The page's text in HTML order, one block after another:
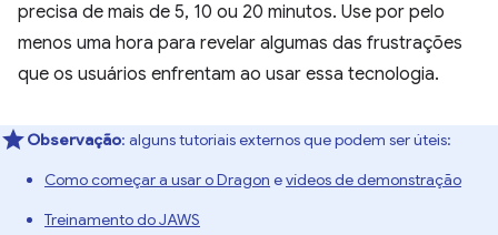
precisa de mais de 5, 10 ou 20 minutos. Use por pelo
menos uma hora para revelar algumas das frustrações
que os usuários enfrentam ao usar essa tecnologia.
Observação: alguns tutoriais externos que podem ser úteis:
Como começar a usar o Dragon evídeos de demonstração
Treinamento do JAWS